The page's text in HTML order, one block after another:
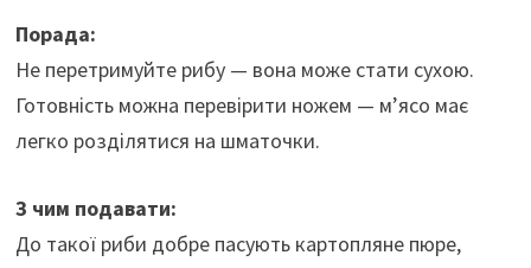
Порада:
Не перетримуйте рибу — вона може стати сухою.
Готовність можна перевірити ножем — м’ясо має
легко розділятися на шматочки.
З чим подавати:
До такої риби добре пасують картопляне пюре,